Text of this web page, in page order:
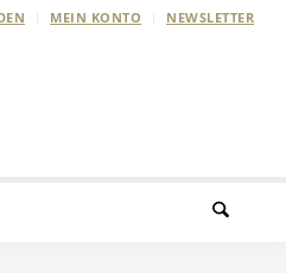
MEIN KONTO NEWSLETTER